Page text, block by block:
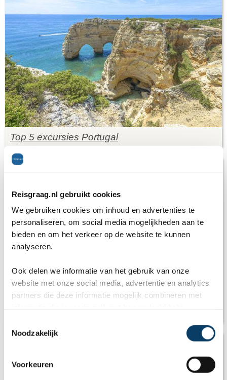
Reisgraag.nl gebruikt cookies
We gebruiken cookies om inhoud en advertenties te
personaliseren, om social media mogelijkheden aan te
bieden en om het verkeer op de website te kunnen
analyseren.
Ook delen we informatie van het gebruik van onze
website met onze social media, advertentie en analytics
partners die deze informatie mogelijk combineren met
Noodzakelijk
Voorkeuren
Top 5 excursies Portugal
Klimaat Portugal